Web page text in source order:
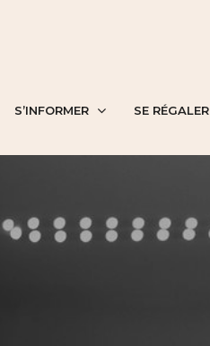
S’INFORMER SE RÉGALER